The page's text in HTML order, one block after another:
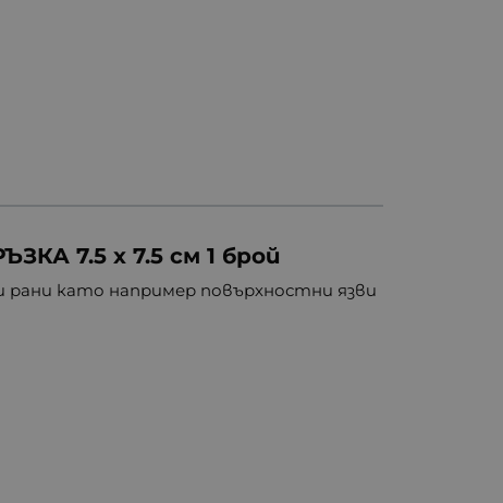
7.5 х 7.5 см 1 брой
рани като например повърхностни язви